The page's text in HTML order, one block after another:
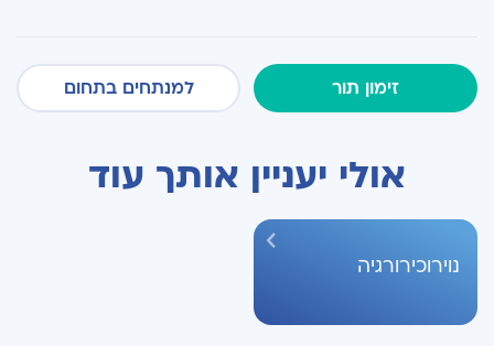
זימון תור למנתחים בתחום
אולי יעניין אותך עוד
נוירוכירורגיה